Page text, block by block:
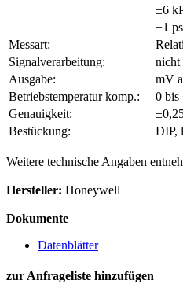
±6
±1
Messart:
Signalverarbeitung:
nicht
Ausgabe:
mV
Betriebstemperatur komp.:
0 bis
Genauigkeit:
Bestückung:
DIP,
Weitere technische Angaben
Hersteller: Honeywell
Dokumente
Datenblätter
zur Anfrageliste hinzufügen